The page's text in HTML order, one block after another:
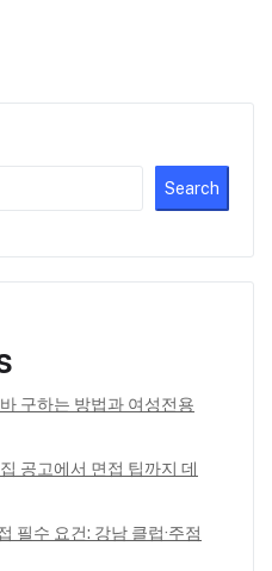
Search
구하는 방법과 여성전용
공고에서 면접 팁까지 데
필수 요건: 강남 클럽·주점